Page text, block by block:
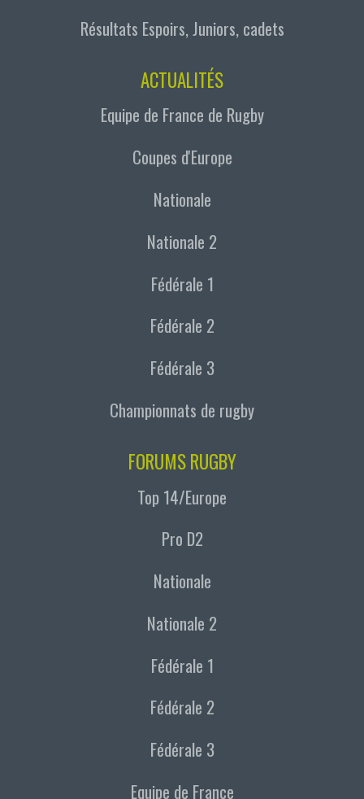
Résultats Espoirs, Juniors, cadets
ACTUALITÉS
Equipe de France de Rugby
Coupes d'Europe
Nationale
Nationale 2
Fédérale 1
Fédérale 2
Fédérale 3
Championnats de rugby
FORUMS RUGBY
Top 14/Europe
Pro D2
Nationale
Nationale 2
Fédérale 1
Fédérale 2
Fédérale 3
Equipe de France